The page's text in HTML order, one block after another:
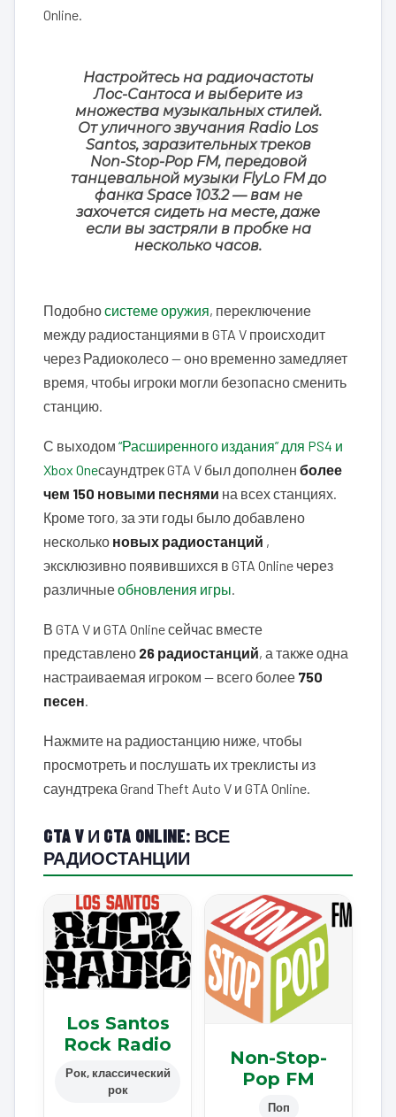
Online.
Настройтесь на радиочастоты
Лос-Сантоса и выберите из
множества музыкальных стилей.
От уличного звучания Radio Los
Santos, заразительных треков
Non-Stop-Pop FM, передовой
танцевальной музыки FlyLo FM до
фанка Space 103.2 — вам не
захочется сидеть на месте, даже
если вы застряли в пробке на
несколько часов.
Подобносистеме оружия, переключение
между радиостанциями в GTA V происходит
через Радиоколесо — оно временно замедляет
время, чтобы игроки могли безопасно сменить
станцию.
С выходом “Расширенного издания” для PS4 и
Xbox Oneсаундтрек GTA V был дополнен более
чем 150 новыми песнями на всех станциях.
Кроме того, за эти годы было добавлено
несколько новых радиостанций ,
эксклюзивно появившихся в GTA Online через
различныеобновления игры
В GTA V и GTA Online сейчас вместе
представлено 26 радиостанций, а также одна
настраиваемая игроком — всего более 750
песен
Нажмите на радиостанцию ниже, чтобы
просмотреть и послушать их треклисты из
саундтрека Grand Theft Auto V и GTA Online.
GTA V И GTA ONLINE: ВСЕ
РАДИОСТАНЦИИ
Los Santos
Rock Radio
Рок, классический
рок
Non-Stop-
Pop FM
Поп